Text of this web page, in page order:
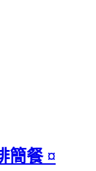
簡餐 ¤